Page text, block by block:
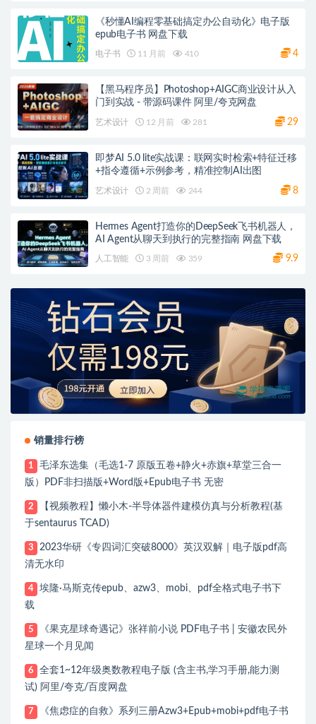
《秒懂AI编程零基础搞定办公自动化》电子版
epub电子书 网盘下载
电子书 11 月前 410 4
【黑马程序员】Photoshop+AIGC商业设计从入
门到实战 - 带源码课件 阿里/夸克网盘
艺术设计 12 月前 281 29
即梦AI 5.0 lite实战课：联网实时检索+特征迁移
+指令遵循+示例参考，精准控制AI出图
艺术设计 2 周前 244 8
Hermes Agent打造你的DeepSeek飞书机器人，
AI Agent从聊天到执行的完整指南 网盘下载
人工智能 3 周前 359 9.9
销量排行榜
1
毛泽东选集（毛选1-7 原版五卷+静火+赤旗+草堂三合一
版）PDF非扫描版+Word版+Epub电子书 无密
2
【视频教程】懒小木-半导体器件建模仿真与分析教程(基
于sentaurus TCAD)
3
2023华研《专四词汇突破8000》英汉双解｜电子版pdf高
清无水印
4
埃隆·马斯克传epub、azw3、mobi、pdf全格式电子书下
载
5
《果克星球奇遇记》张祥前小说 PDF电子书 | 安徽农民外
星球一个月见闻
6
全套1~12年级奥数教程电子版 (含主书,学习手册,能力测
试) 阿里/夸克/百度网盘
7 《焦虑症的自救》系列三册Azw3+Epub+mobi+pdf电子书